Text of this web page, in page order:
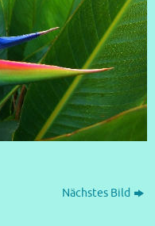
Nächstes Bild